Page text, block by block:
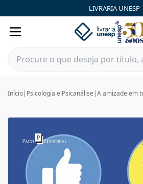
LIVRARIA UNESP
Início| Psicologia e Psicanálise |A amizade em